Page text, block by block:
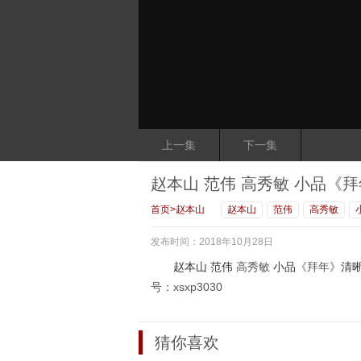
上一集 下一集
赵本山 范伟 高秀敏 小品《
首页>赵本山 赵本山 范伟 高秀敏
发布时间：2018年10月28日
赵本山 范伟 高秀敏 小品 《拜年》 清
号：xsxp3030
猜你喜欢